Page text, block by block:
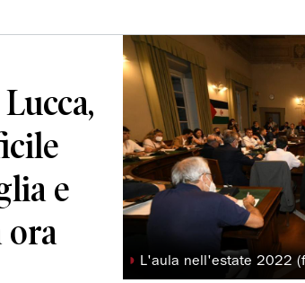
e
ora
◗ L'aula nell'estate 2022